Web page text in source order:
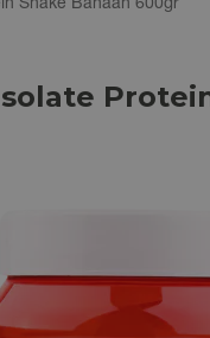
Shake Banaan 600gr